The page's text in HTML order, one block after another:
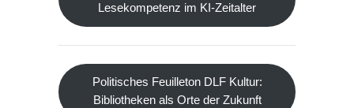
Lesekompetenz im KI-Zeitalter
Politisches Feuilleton DLF Kultur:
Bibliotheken als Orte der Zukunft